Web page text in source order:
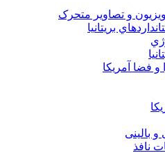
و تصاوير متحرک
بريتانيا
و فضا آمريکا
و بالینی
نافذ